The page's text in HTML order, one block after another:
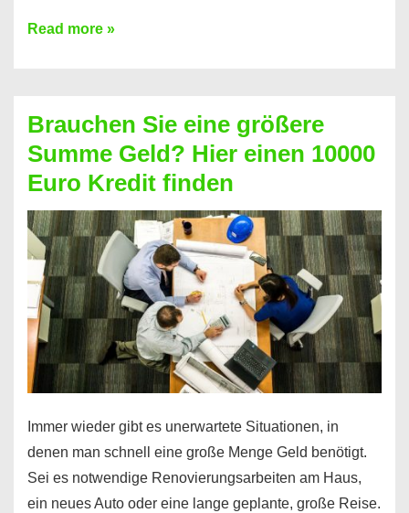
Günstiges
Geht
das
überhaupt?
Na
klar!
Read more »
Brauchen Sie eine größere
Summe Geld? Hier einen 10000
Euro Kredit finden
Immer wieder gibt es unerwartete Situationen, in
denen man schnell eine große Menge Geld benötigt.
Sei es notwendige Renovierungsarbeiten am Haus,
ein neues Auto oder eine lange geplante, große Reise.